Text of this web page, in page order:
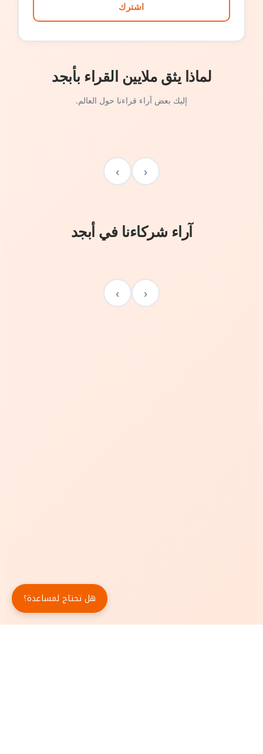
اشترك
لماذا يثق ملايين القراء بأبجد
إليك بعض آراء قراءنا حول العالم.
‹
›
آراء شركاءنا في أبجد
‹
›
هل تحتاج لمساعدة؟